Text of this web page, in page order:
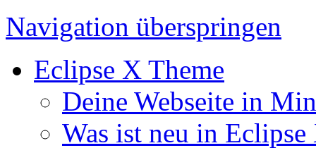
Navigation überspringen
Eclipse X Theme
Deine Webseite in
Was ist neu in Eclipse